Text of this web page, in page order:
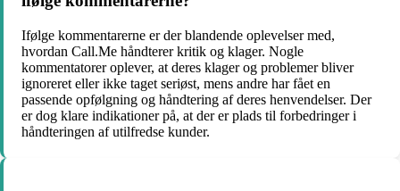
Ifølge kommentarerne er der blandende oplevelser med,
hvordan Call.Me håndterer kritik og klager. Nogle
kommentatorer oplever, at deres klager og problemer bliver
ignoreret eller ikke taget seriøst, mens andre har fået en
passende opfølgning og håndtering af deres henvendelser. Der
er dog klare indikationer på, at der er plads til forbedringer i
håndteringen af utilfredse kunder.